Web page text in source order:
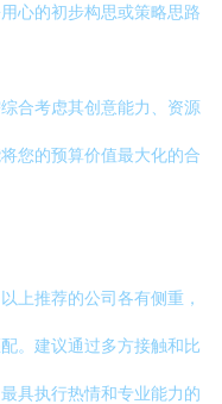
心的初步构思或策略思路
合考虑其创意能力、资源
您的预算价值最大化的合
上推荐的公司各有侧重，
。建议通过多方接触和比
具执行热情和专业能力的